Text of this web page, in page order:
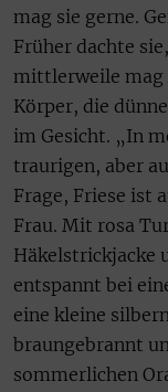
mag sie gerne.
Früher dachte
mittlerweile mag
Körper, die
im Gesicht. „In
traurigen, aber
Frage, Friese ist
Frau. Mit rosa
Häkelstrickjacke
entspannt bei
eine kleine
braungebrannt
sommerlichen